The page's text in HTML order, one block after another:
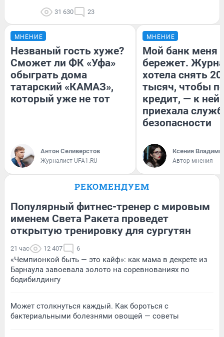
31 630 23
МНЕНИЕ
Незваный гость хуже?
Сможет ли ФК «Уфа»
обыграть дома
татарский «КАМАЗ»,
который уже не тот
Антон Селиверстов
Журналист UFA1.RU
МНЕНИЕ
Мой банк меня
бережет.
хотела снять
тысяч, чтобы
кредит, — к
приехала
безопасности
Ксения
Автор мнения
РЕКОМЕНДУЕМ
Популярный фитнес-тренер с мировым
именем Света Ракета проведет
открытую тренировку для сургутян
21 час 12 407 6
«Чемпионкой быть — это кайф»: как мама в декрете из
Барнаула завоевала золото на соревнованиях по
бодибилдингу
Может столкнуться каждый. Как бороться с
бактериальными болезнями овощей — советы